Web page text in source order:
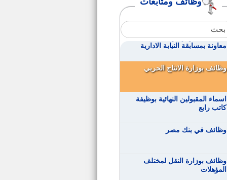
مواعيد اختبارات الازهر الشريف
اسماء المقبولين لوظيفة خدمات
معاونة بمسابقة النيابة الادارية
وظائف بوزارة الانتاج الحربي
اسماء المقبولين النهائية بوظيفة
كاتب رابع
وظائف في بنك مصر
وظائف بوزارة النقل لمختلف
المؤهلات